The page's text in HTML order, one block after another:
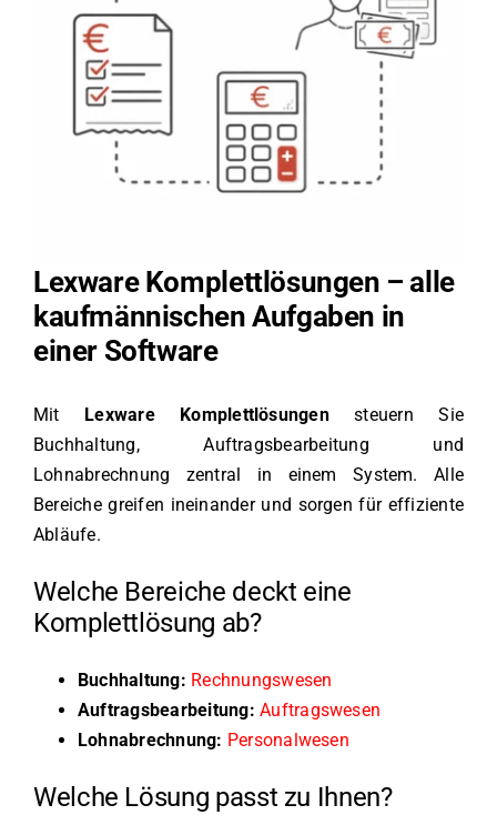
Lexware Komplettlösungen – alle
kaufmännischen Aufgaben in
einer Software
Mit Lexware Komplettlösungensteuern Sie
Buchhaltung, Auftragsbearbeitung und
Lohnabrechnung zentral in einem System. Alle
Bereiche greifen ineinander und sorgen für effiziente
Abläufe.
Welche Bereiche deckt eine
Komplettlösung ab?
Buchhaltung: Rechnungswesen
Auftragsbearbeitung: Auftragswesen
Lohnabrechnung: Personalwesen
Welche Lösung passt zu Ihnen?